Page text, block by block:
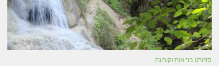
ספורט בריאות וקורונה